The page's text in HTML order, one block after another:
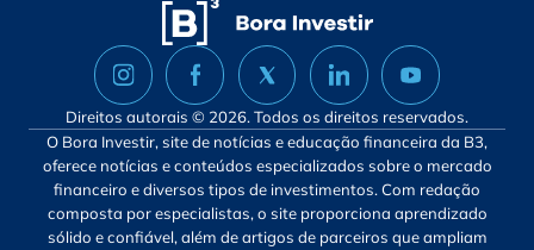
Direitos autorais © 2026. Todos os direitos reservados.
O Bora Investir, site de notícias e educação financeira da B3,
oferece notícias e conteúdos especializados sobre o mercado
financeiro e diversos tipos de investimentos. Com redação
composta por especialistas, o site proporciona aprendizado
sólido e confiável, além de artigos de parceiros que ampliam